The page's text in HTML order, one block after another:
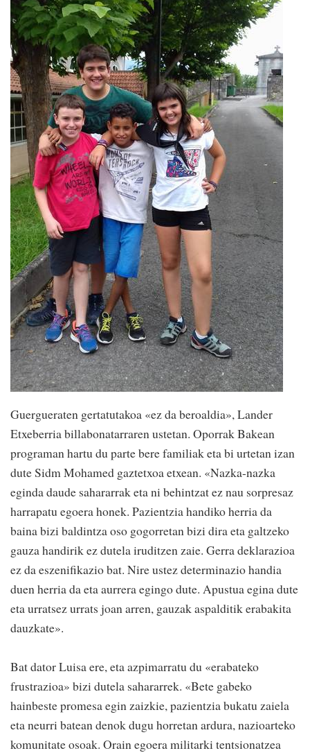
Guergueraten gertatutakoa «ez da beroaldia», Lander
Etxeberria billabonatarraren ustetan. Oporrak Bakean
programan hartu du parte bere familiak eta bi urtetan izan
dute Sidm Mohamed gaztetxoa etxean. «Nazka-nazka
eginda daude sahararrak eta ni behintzat ez nau sorpresaz
harrapatu egoera honek. Pazientzia handiko herria da
baina bizi baldintza oso gogorretan bizi dira eta galtzeko
gauza handirik ez dutela iruditzen zaie. Gerra deklarazioa
ez da eszenifikazio bat. Nire ustez determinazio handia
duen herria da eta aurrera egingo dute. Apustua egina dute
eta urratsez urrats joan arren, gauzak aspalditik erabakita
dauzkate».
Bat dator Luisa ere, eta azpimarratu du «erabateko
frustrazioa» bizi dutela sahararrek. «Bete gabeko
hainbeste promesa egin zaizkie, pazientzia bukatu zaiela
eta neurri batean denok dugu horretan ardura, nazioarteko
komunitate osoak. Orain egoera militarki tentsionatzea